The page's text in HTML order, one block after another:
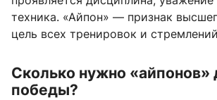
техника. «Айпон» — признак
цель всех тренировок и
Сколько нужно «айпонов»
победы?